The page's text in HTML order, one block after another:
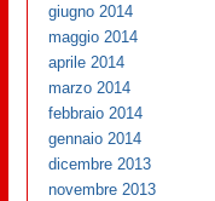
giugno 2014
maggio 2014
aprile 2014
marzo 2014
febbraio 2014
gennaio 2014
dicembre 2013
novembre 2013